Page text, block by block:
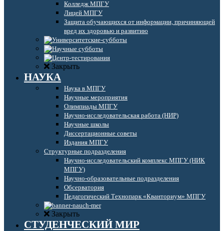
Колледж МПГУ
Лицей МПГУ
Защита обучающихся от информации, причиняющей
вред их здоровью и развитию
Закрыть
НАУКА
Наука в МПГУ
Научные мероприятия
Олимпиады МПГУ
Научно-исследовательская работа (НИР)
Научные школы
Диссертационные советы
Издания МПГУ
Структурные подразделения
Научно-исследовательский комплекс МПГУ (НИК
МПГУ)
Научно-образовательные подразделения
Обсерватория
Педагогический Технопарк «Кванториум» МПГУ
Закрыть
СТУДЕНЧЕСКИЙ МИР